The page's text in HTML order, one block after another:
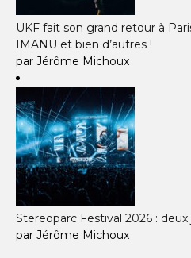
UKF fait son grand retour à
IMANU et bien d’autres !
par Jérôme Michoux
Stereoparc Festival 2026 :
par Jérôme Michoux